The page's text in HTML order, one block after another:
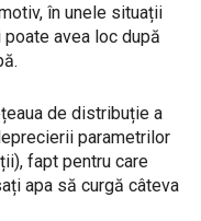
în unele situații
avea loc după
de distribuție a
parametrilor
fapt pentru care
apa să curgă câteva